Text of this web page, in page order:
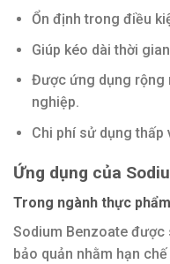
Ổn định trong điều
Giúp kéo dài thời
Được ứng dụng rộng
nghiệp.
Chi phí sử dụng thấp
Ứng dụng của
Trong ngành thực phẩm
Sodium Benzoate
bảo quản nhằm hạn